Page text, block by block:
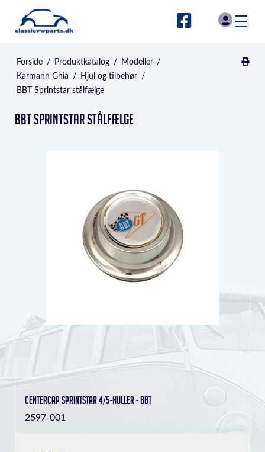
Forside / Produktkatalog / Modeller /
Karmann Ghia
/ Hjul og tilbehør /
BBT Sprintstar stålfælge
BBT Sprintstar stålfælge
Centercap Sprintstar 4/5-huller - BBT
2597-001